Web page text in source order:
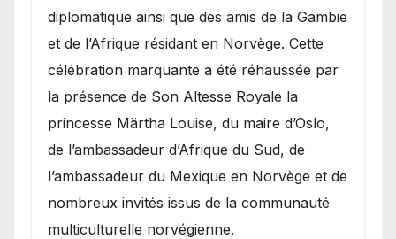
diplomatique ainsi que des amis de la Gambie
et de l’Afrique résidant en Norvège. Cette
célébration marquante a été réhaussée par
la présence de Son Altesse Royale la
princesse Märtha Louise, du maire d’Oslo,
de l’ambassadeur d’Afrique du Sud, de
l’ambassadeur du Mexique en Norvège et de
nombreux invités issus de la communauté
multiculturelle norvégienne.